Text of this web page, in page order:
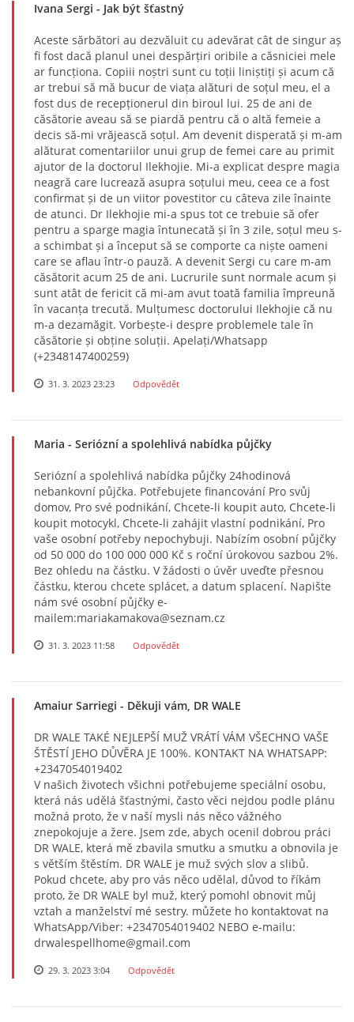
Ivana Sergi - Jak být šťastný
Aceste sărbători au dezvăluit cu adevărat cât de singur aș
fi fost dacă planul unei despărțiri oribile a căsniciei mele
ar funcționa. Copiii noștri sunt cu toții liniștiți și acum că
ar trebui să mă bucur de viața alături de soțul meu, el a
fost dus de recepționerul din biroul lui. 25 de ani de
căsătorie aveau să se piardă pentru că o altă femeie a
decis să-mi vrăjească soțul. Am devenit disperată și m-am
alăturat comentariilor unui grup de femei care au primit
ajutor de la doctorul Ilekhojie. Mi-a explicat despre magia
neagră care lucrează asupra soțului meu, ceea ce a fost
confirmat și de un viitor povestitor cu câteva zile înainte
de atunci. Dr Ilekhojie mi-a spus tot ce trebuie să ofer
pentru a sparge magia întunecată și în 3 zile, soțul meu s-
a schimbat și a început să se comporte ca niște oameni
care se aflau într-o pauză. A devenit Sergi cu care m-am
căsătorit acum 25 de ani. Lucrurile sunt normale acum și
sunt atât de fericit că mi-am avut toată familia împreună
în vacanța trecută. Mulțumesc doctorului Ilekhojie că nu
m-a dezamăgit. Vorbește-i despre problemele tale în
căsătorie și obține soluții. Apelați/Whatsapp
(+2348147400259)
31. 3. 2023 23:23 Odpovědět
Maria - Seriózní a spolehlivá nabídka půjčky
Seriózní a spolehlivá nabídka půjčky 24hodinová
nebankovní půjčka. Potřebujete financování Pro svůj
domov, Pro své podnikání, Chcete-li koupit auto, Chcete-li
koupit motocykl, Chcete-li zahájit vlastní podnikání, Pro
vaše osobní potřeby nepochybuji. Nabízím osobní půjčky
od 50 000 do 100 000 000 Kč s roční úrokovou sazbou 2%.
Bez ohledu na částku. V žádosti o úvěr uveďte přesnou
částku, kterou chcete splácet, a datum splacení. Napište
nám své osobní půjčky e-
mailem:mariakamakova@seznam.cz
31. 3. 2023 11:58 Odpovědět
Amaiur Sarriegi - Děkuji vám, DR WALE
DR WALE TAKÉ NEJLEPŠÍ MUŽ VRÁTÍ VÁM VŠECHNO VAŠE
ŠTĚSTÍ JEHO DŮVĚRA JE 100%. KONTAKT NA WHATSAPP:
+2347054019402
V našich životech všichni potřebujeme speciální osobu,
která nás udělá šťastnými, často věci nejdou podle plánu
možná proto, že v naší mysli nás něco vážného
znepokojuje a žere. Jsem zde, abych ocenil dobrou práci
DR WALE, která mě zbavila smutku a smutku a obnovila je
s větším štěstím. DR WALE je muž svých slov a slibů.
Pokud chcete, aby pro vás něco udělal, důvod to říkám
proto, že DR WALE byl muž, který pomohl obnovit můj
vztah a manželství mé sestry. můžete ho kontaktovat na
WhatsApp/Viber: +2347054019402 NEBO e-mailu:
drwalespellhome@gmail.com
29. 3. 2023 3:04 Odpovědět